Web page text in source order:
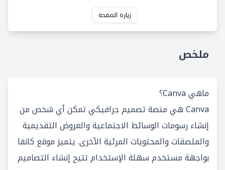
زيارة الصفحة
ملخص
ماهي Canva؟
Canva هي منصة تصميم جرافيكي تمكن أي شخص من
إنشاء رسومات الوسائط الاجتماعية والعروض التقديمية
والملصقات والمحتويات المرئية الأخرى. يتميز موقع كانفا
بواجهة مستخدم سهلة الإستخدام تتيح إنشاء التصاميم